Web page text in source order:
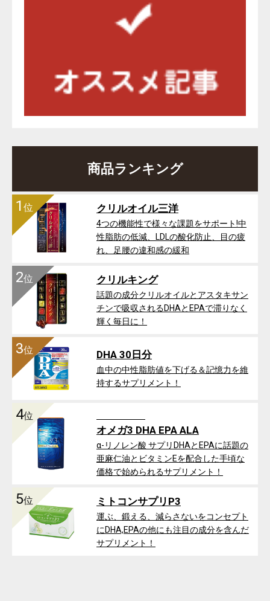
商品ランキング
1 位 クリルオイル三洋
4つの機能性で様々な課題をサポート!中
性脂肪の低減、LDLの酸化防止、目の疲
れ、足腰の違和感の緩和
2位 クリルキング
話題の成分クリルオイルとアスタキサン
チンで吸収されるDHAとEPAで滞りなく
輝く毎日に！
3位 DHA 30日分
血中の中性脂肪値を下げる＆記憶力を維
持するサプリメント！
4位
オメガ3 DHA EPA ALA
α-リノレン酸 サプリDHAとEPAに話題の
亜麻仁油とビタミンEを配合した手頃な
価格で始められるサプリメント！
5位 ミトコンサプリP3
運ぶ、鍛える、減らさないをコンセプト
にDHA,EPAの他にも注目の成分を含んだ
サプリメント！